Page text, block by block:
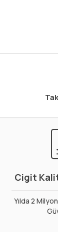
Cigit
Yılda 2